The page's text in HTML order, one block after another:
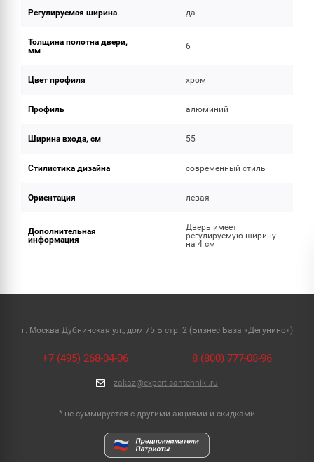
Регулируемая ширина да
Толщина полотна двери,
мм
6
Цвет профиля хром
Профиль алюминий
Ширина входа, см 55
Стилистика дизайна современный стиль
Ориентация левая
Дополнительная
информация
Дверь имеет
регулируемую ширину
на 4 см
г. Москва Дубнинская ул., дом 75 Б стр. 2 (Бизнес База «Дегунино»)
+7 (495) 268-04-06 8 (800) 777-08-96
zakaz@expert-santehniki.ru
* не суммируется с другими акциями и скидками